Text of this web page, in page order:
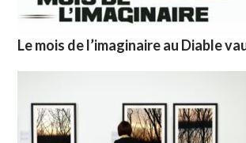
Le mois de l’imaginaire au Diable